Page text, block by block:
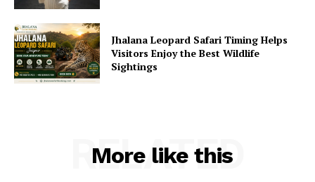
Jhalana Leopard Safari Timing Helps
Visitors Enjoy the Best Wildlife
Sightings
More like this
RELATED